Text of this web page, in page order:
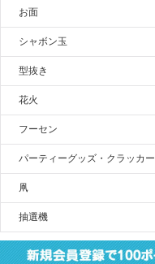
お面
シャボン玉
型抜き
花火
フーセン
パーティーグッズ・クラッカー
凧
抽選機